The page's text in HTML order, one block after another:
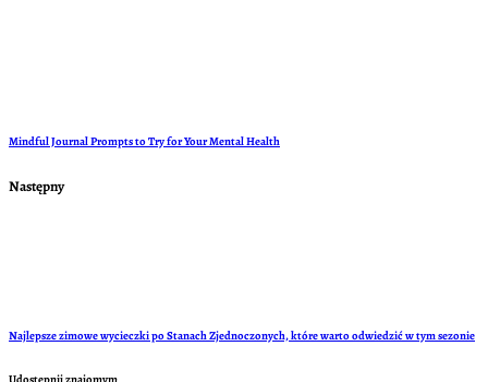
Mindful Journal Prompts to Try for Your Mental Health
Następny
Najlepsze zimowe wycieczki po Stanach Zjednoczonych, które warto odwiedzić w tym sezonie